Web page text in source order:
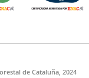
de Cataluña, 2024